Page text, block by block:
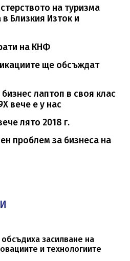
на туризма
Близкия Изток и
на КНФ
ще обсъждат
лаптоп в своя клас
вече е у нас
лято 2018 г.
проблем за бизнеса на
засилване на
и технологиите